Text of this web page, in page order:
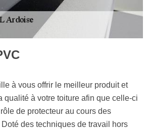
à vous offrir le meilleur produit et
qualité à votre toiture afin que celle-ci
de protecteur au cours des
des techniques de travail hors